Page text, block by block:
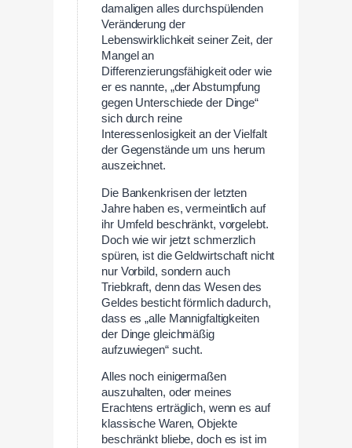
damaligen alles durchspülenden
Veränderung der
Lebenswirklichkeit seiner Zeit, der
Mangel an
Differenzierungsfähigkeit oder wie
er es nannte, „der Abstumpfung
gegen Unterschiede der Dinge“
sich durch reine
Interessenlosigkeit an der Vielfalt
der Gegenstände um uns herum
auszeichnet.
Die Bankenkrisen der letzten
Jahre haben es, vermeintlich auf
ihr Umfeld beschränkt, vorgelebt.
Doch wie wir jetzt schmerzlich
spüren, ist die Geldwirtschaft nicht
nur Vorbild, sondern auch
Triebkraft, denn das Wesen des
Geldes besticht förmlich dadurch,
dass es „alle Mannigfaltigkeiten
der Dinge gleichmäßig
aufzuwiegen“ sucht.
Alles noch einigermaßen
auszuhalten, oder meines
Erachtens erträglich, wenn es auf
klassische Waren, Objekte
beschränkt bliebe, doch es ist im